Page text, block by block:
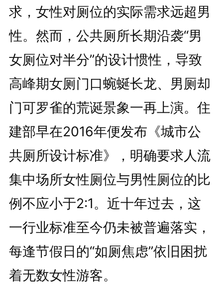
求，女性对厕位的实际需求远超男
性。然而，公共厕所长期沿袭“男
女厕位对半分”的设计惯性，导致
高峰期女厕门口蜿蜒长龙、男厕却
门可罗雀的荒诞景象一再上演。住
建部早在2016年便发布《城市公
共厕所设计标准》，明确要求人流
集中场所女性厕位与男性厕位的比
例不应小于2:1。近十年过去，这
一行业标准至今仍未被普遍落实，
每逢节假日的“如厕焦虑”依旧困扰
着无数女性游客。